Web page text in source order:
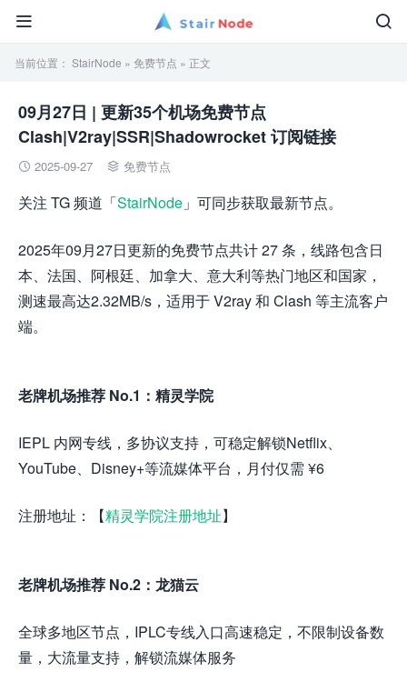


当前位置： StairNode » 免费节点 » 正文
09月27日 | 更新35个机场免费节点
Clash|V2ray|SSR|Shadowrocket 订阅链接
 2025-09-27  免费节点
关注 TG 频道「StairNode 」可同步获取最新节点。
2025年09月27日更新的免费节点共计 27 条，线路包含日
本、法国、阿根廷、加拿大、意大利等热门地区和国家，
测速最高达2.32MB/s，适用于 V2ray 和 Clash 等主流客户
端。
老牌机场推荐 No.1：精灵学院
IEPL 内网专线，多协议支持，可稳定解锁Netflix、
YouTube、Disney+等流媒体平台，月付仅需 ¥6
注册地址：【精灵学院注册地址】
老牌机场推荐 No.2：龙猫云
全球多地区节点，IPLC专线入口高速稳定，不限制设备数
量，大流量支持，解锁流媒体服务